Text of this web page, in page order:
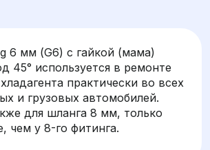
6 мм (G6) с гайкой (мама)
45° используется в ремонте
практически во всех
и грузовых автомобилей.
для шланга 8 мм, только
чем у 8-го фитинга.